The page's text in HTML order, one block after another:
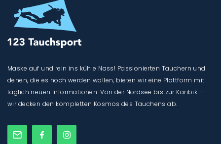
Maske auf und rein ins kühle Nass! Passionierten Tauchern und
denen, die es noch werden wollen, bieten wir eine Plattform mit
täglich neuen Informationen. Von der Nordsee bis zur Karibik –
wir decken den kompletten Kosmos des Tauchens ab.